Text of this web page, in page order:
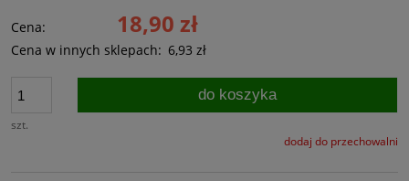
Cena: 18,90 zł
Cena w innych sklepach: 6,93 zł
szt.
do koszyka
dodaj do przechowalni